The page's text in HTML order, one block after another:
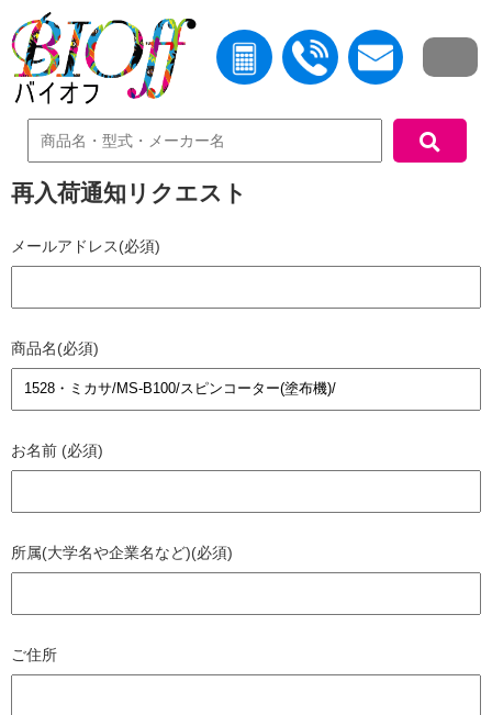
中古機器検索
再入荷通知リクエスト
メールアドレス(必須)
商品名(必須)
お名前 (必須)
所属(大学名や企業名など)(必須)
ご住所